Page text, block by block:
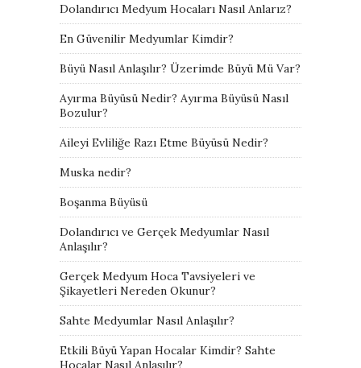
Dolandırıcı Medyum Hocaları Nasıl Anlarız?
En Güvenilir Medyumlar Kimdir?
Büyü Nasıl Anlaşılır? Üzerimde Büyü Mü Var?
Ayırma Büyüsü Nedir? Ayırma Büyüsü Nasıl
Bozulur?
Aileyi Evliliğe Razı Etme Büyüsü Nedir?
Muska nedir?
Boşanma Büyüsü
Dolandırıcı ve Gerçek Medyumlar Nasıl
Anlaşılır?
Gerçek Medyum Hoca Tavsiyeleri ve
Şikayetleri Nereden Okunur?
Sahte Medyumlar Nasıl Anlaşılır?
Etkili Büyü Yapan Hocalar Kimdir? Sahte
Hocalar Nasıl Anlaşılır?